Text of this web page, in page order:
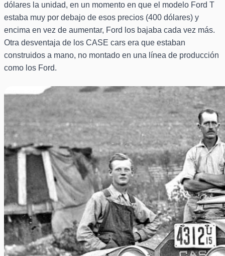
dólares la unidad, en un momento en que el modelo Ford T
estaba muy por debajo de esos precios (400 dólares) y
encima en vez de aumentar, Ford los bajaba cada vez más.
Otra desventaja de los CASE cars era que estaban
construidos a mano, no montado en una línea de producción
como los Ford.